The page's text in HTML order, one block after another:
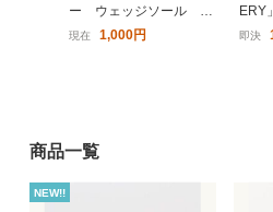
ー ウェッジソール レ
ザー サンダル ホワイ
現在 1,000円
ERY
4cm
即決
商品一覧
NEW!!